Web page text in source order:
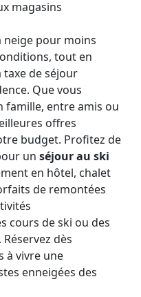
magasins
neige pour moins
tout en
de séjour
Que vous
famille, entre amis ou
offres
budget. Profitez de
un séjour au ski
en hôtel, chalet
de remontées
cours de ski ou des
dès
à vivre une
enneigées des